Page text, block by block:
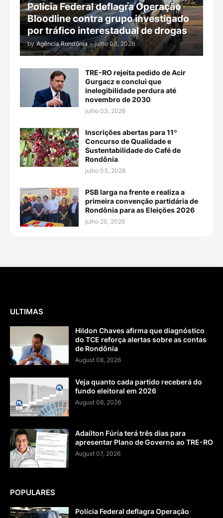
Polícia Federal deflagra Operação
Bloodline contra grupo investigado
por tráfico interestadual de drogas
by Agência Rondônia - julho 03, 2026
TRE-RO rejeita pedido de Acir
Gurgacz e conclui que
inelegibilidade perdura até
novembro de 2030
julho 03, 2026
Inscrições abertas para 11º
Concurso de Qualidade e
Sustentabilidade do Café de
Rondônia
julho 03, 2026
PSB larga na frente e realiza a
primeira convenção partidária de
Rondônia para as Eleições 2026
julho 20, 2026
ULTIMAS
Hildon Chaves afirma que diagnóstico
do TCE reforça alertas sobre as contas
de Rondônia
August 08, 2026
Veja quanto cada partido receberá do
fundo eleitoral em 2026
August 08, 2026
Adaílton Fúria terá três dias para
apresentar Plano de Governo ao TRE-RO
August 07, 2026
POPULARES
Polícia Federal deflagra Operação